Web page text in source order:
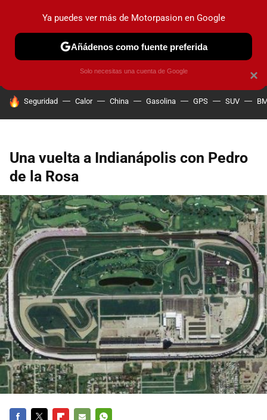
PRUEBAS COCHES ELÉCTRICOS OBSERVATORIO
HOY SE HABLA DE
Seguridad Calor China Gasolina GPS SUV
Una vuelta a Indianápolis con Pedro
de la Rosa
×
Ya puedes ver más de Motorpasion en Google
Añádenos como fuente preferida
Solo necesitas una cuenta de Google